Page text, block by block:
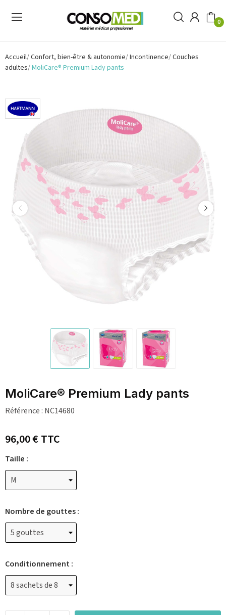
0
Accueil Confort, bien-être & autonomie Incontinence Couches
adultes MoliCare® Premium Lady pants
MoliCare® Premium Lady pants
Référence : NC14680
96,00 €TTC
Taille :
Nombre de gouttes :
Conditionnement :